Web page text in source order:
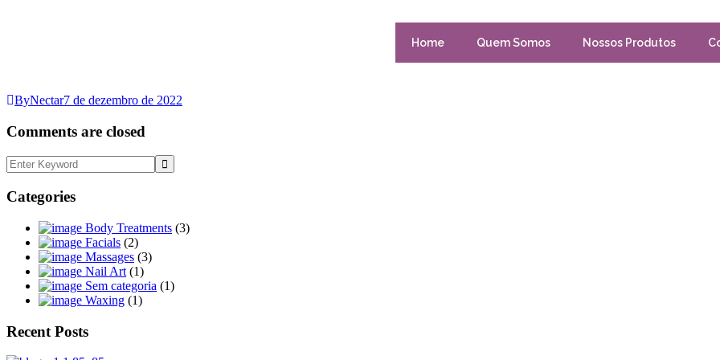
Home Quem Somos Nossos Produtos
ByNectar7 de dezembro de 2022
Comments are closed
Categories
Body Treatments (3)
Facials (2)
Massages (3)
Nail Art (1)
Sem categoria (1)
Waxing (1)
Recent Posts